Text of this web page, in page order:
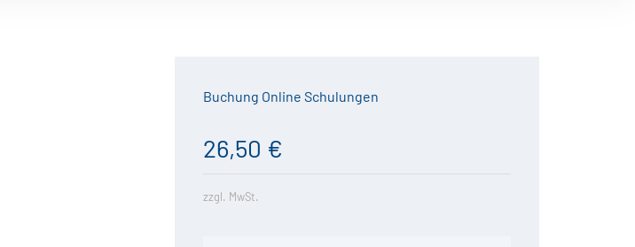
Buchung Online Schulungen
26,50 €
zzgl. MwSt.